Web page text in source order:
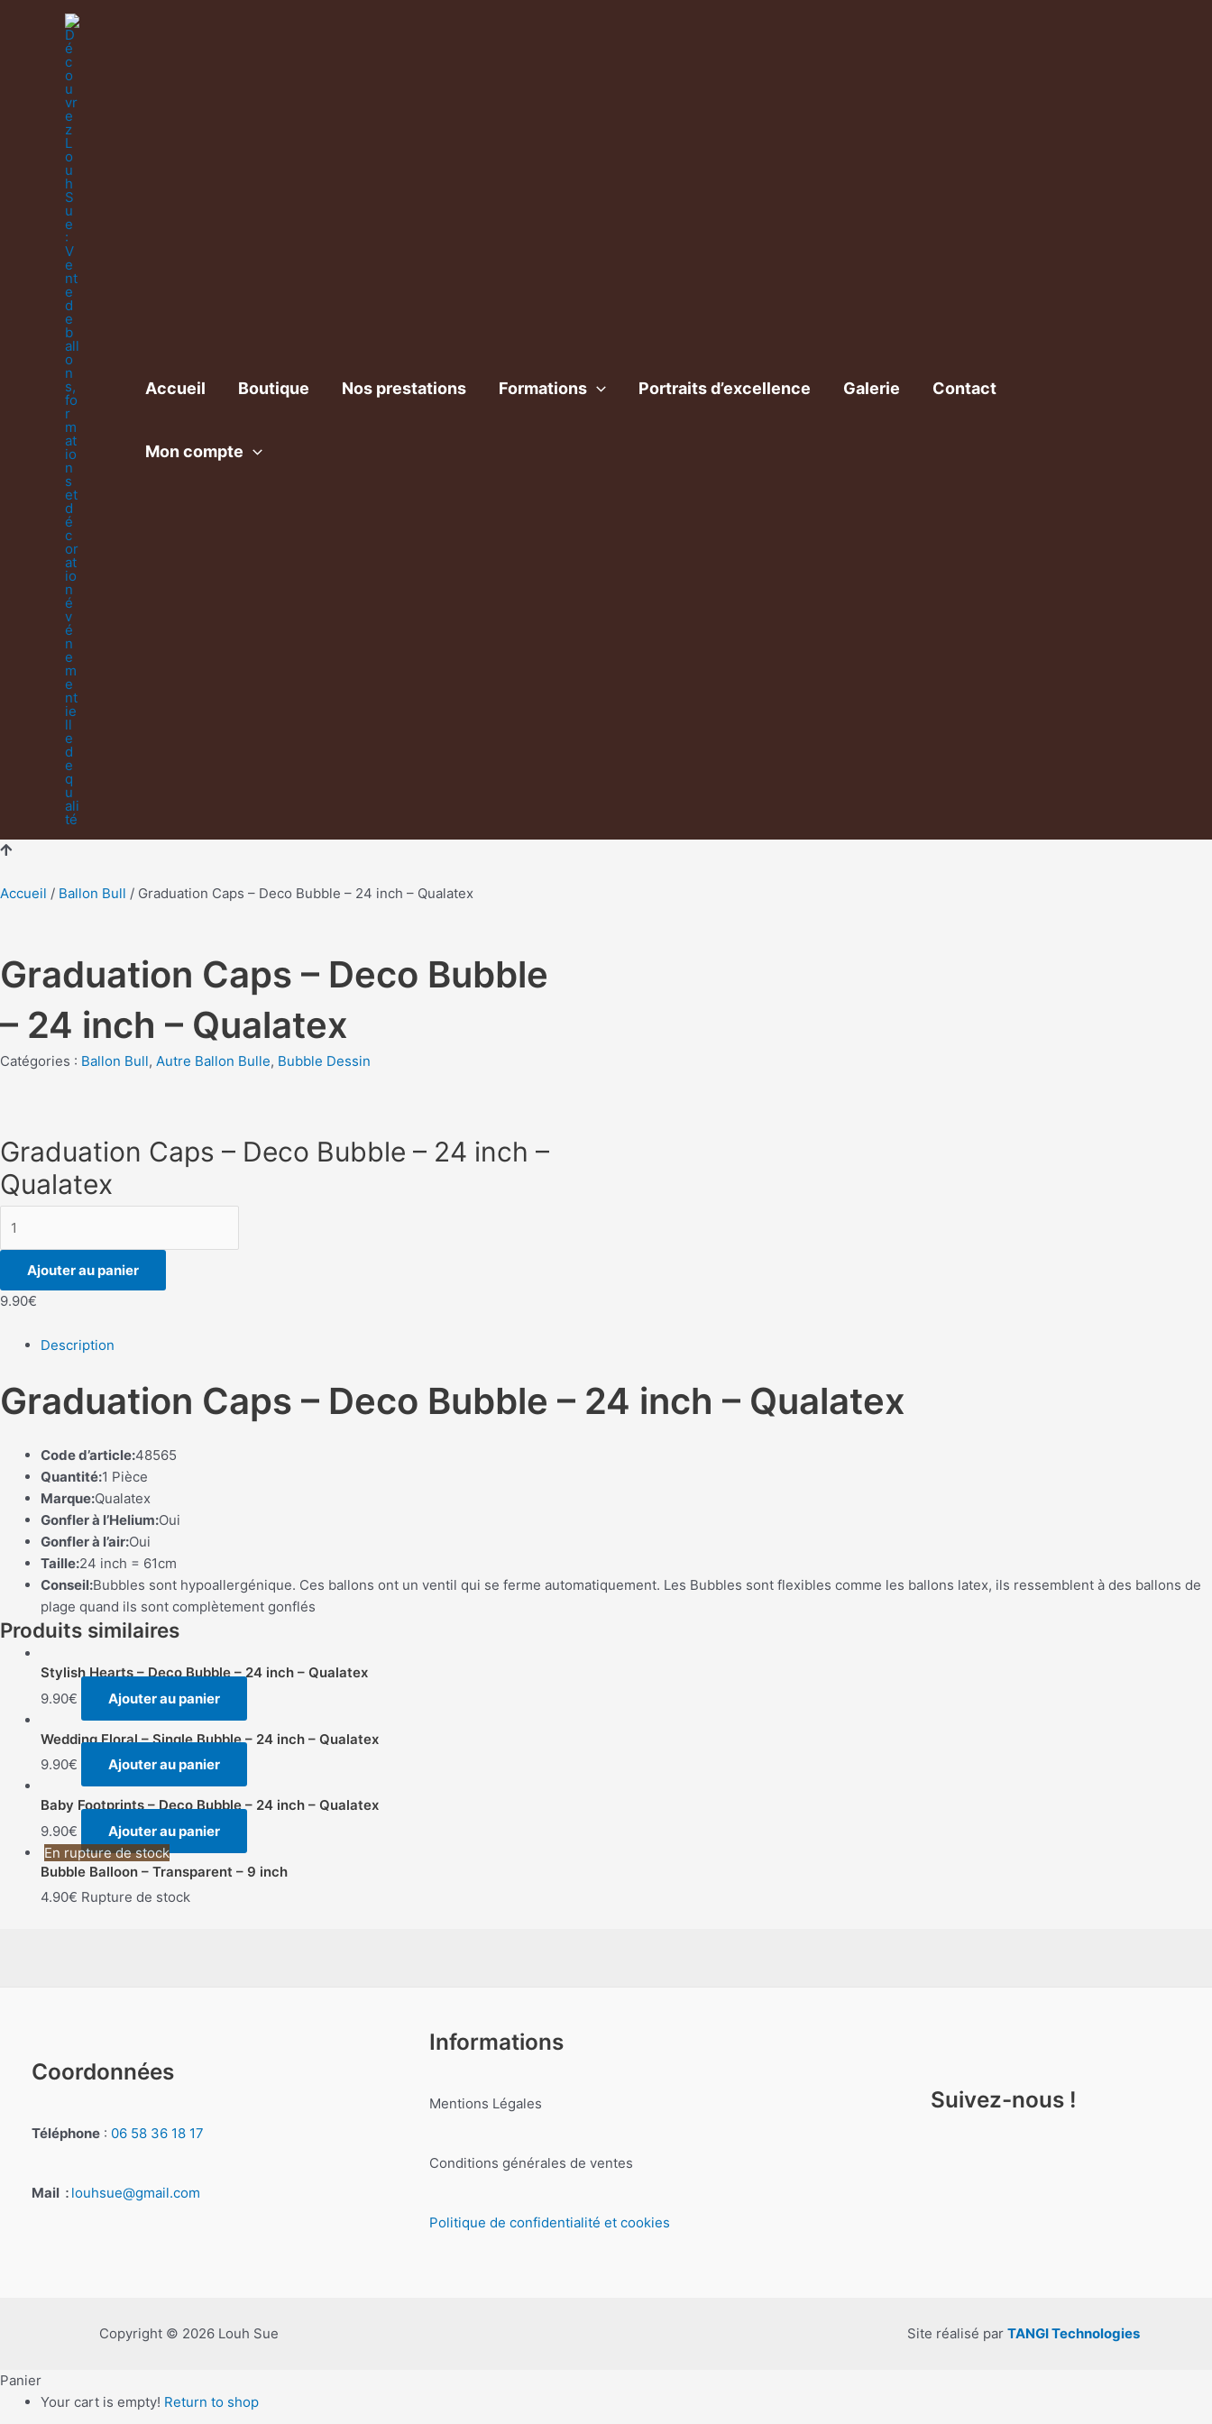
Accueil Boutique Nos prestations Formations Portraits d’excellence Galerie Contact
Mon compte
Accueil / Ballon Bull / Graduation Caps – Deco Bubble – 24 inch – Qualatex
Graduation Caps – Deco Bubble
– 24 inch – Qualatex
Catégories : Ballon Bull, Autre Ballon Bulle, Bubble Dessin
Graduation Caps – Deco Bubble – 24 inch –
Qualatex
de
Caps
-
Bubble
24
inch
Qualatex
Ajouter au panier
9.90€
Description
Graduation Caps – Deco Bubble – 24 inch – Qualatex
Code d’article:48565
Quantité:1 Pièce
Marque:Qualatex
Gonfler à l’Helium:Oui
Gonfler à l’air:Oui
Taille:24 inch = 61cm
Conseil:Bubbles sont hypoallergénique. Ces ballons ont un ventil qui se ferme automatiquement. Les Bubbles sont flexibles comme les ballons latex, ils ressemblent à des ballons de
plage quand ils sont complètement gonflés
Produits similaires
Stylish Hearts – Deco Bubble – 24 inch – Qualatex
9.90€ Ajouter au panier
Wedding Floral – Single Bubble – 24 inch – Qualatex
9.90€ Ajouter au panier
Baby Footprints – Deco Bubble – 24 inch – Qualatex
9.90€
Ajouter au panier
En rupture de stock
Bubble Balloon – Transparent – 9 inch
4.90€ Rupture de stock
Coordonnées
Téléphone : 06 58 36 18 17
Mail : louhsue@gmail.com
Informations
Mentions Légales
Conditions générales de ventes
Politique de confidentialité et cookies
Suivez-nous !
Copyright © 2026 Louh Sue Site réalisé par TANGI Technologies
Panier
Your cart is empty! Return to shop